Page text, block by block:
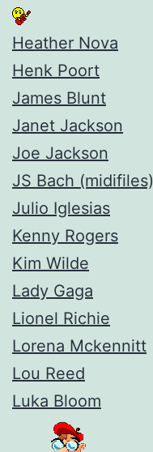
Heather Nova
Henk Poort
James Blunt
Janet Jackson
Joe Jackson
JS Bach (midifiles)
Julio Iglesias
Kenny Rogers
Kim Wilde
Lady Gaga
Lionel Richie
Lorena Mckennitt
Lou Reed
Luka Bloom